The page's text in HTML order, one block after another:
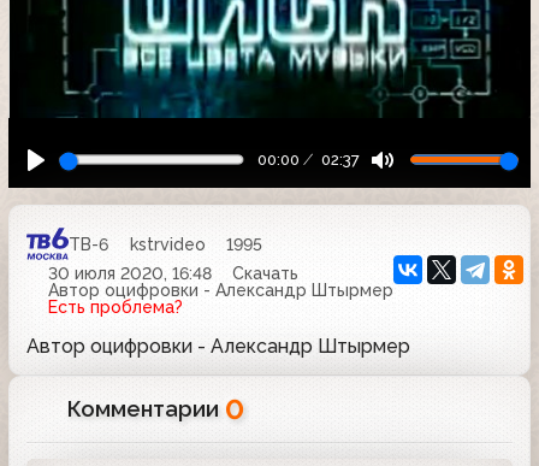
00:00 02:37
ТВ-6 kstrvideo
1995
30 июля 2020, 16:48
Скачать
Автор оцифровки - Александр Штырмер
Есть проблема?
Автор оцифровки - Александр Штырмер
Комментарии 0